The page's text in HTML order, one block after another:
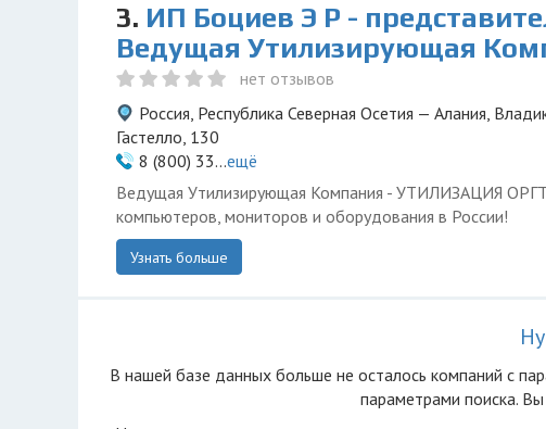
3. ИП Боциев Э Р -
Ведущая Утилизирующая
нет отзывов
Россия, Республика Северная Осетия — Алания,
Гастелло, 130
8 (800) 33...ещё
Ведущая Утилизирующая Компания - УТИЛИЗАЦИЯ
компьютеров, мониторов и оборудования в России!
Узнать больше
В нашей базе данных больше не осталоcь компаний с
параметрами поиска.